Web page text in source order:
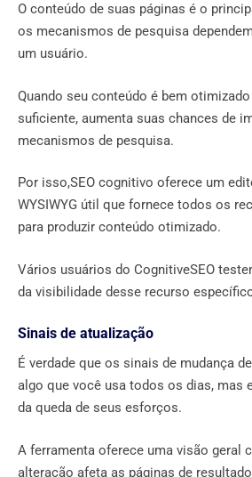
O conteúdo de suas páginas é o
os mecanismos de pesquisa
um usuário.
Quando seu conteúdo é bem
suficiente, aumenta suas chances de
mecanismos de pesquisa.
Por isso,SEO cognitivo oferece um
WYSIWYG útil que fornece todos os
para produzir conteúdo otimizado.
Vários usuários do CognitiveSEO
da visibilidade desse recurso
Sinais de atualização
É verdade que os sinais de mudança
algo que você usa todos os dias, mas
da queda de seus esforços.
A ferramenta oferece uma visão geral
alteração afeta as páginas de